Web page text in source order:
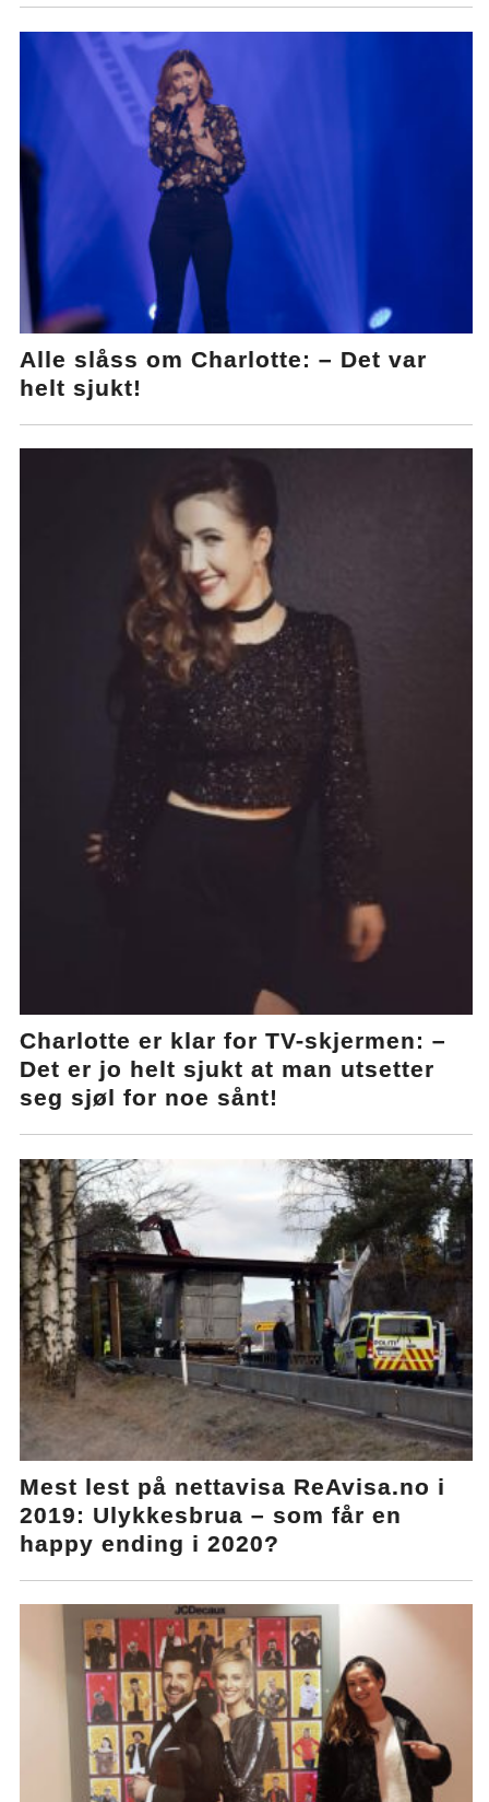
Alle slåss om Charlotte: – Det var
helt sjukt!
Charlotte er klar for TV-skjermen: –
Det er jo helt sjukt at man utsetter
seg sjøl for noe sånt!
Mest lest på nettavisa ReAvisa.no i
2019: Ulykkesbrua – som får en
happy ending i 2020?